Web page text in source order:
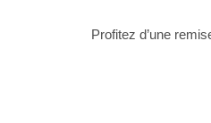
Profitez d’une